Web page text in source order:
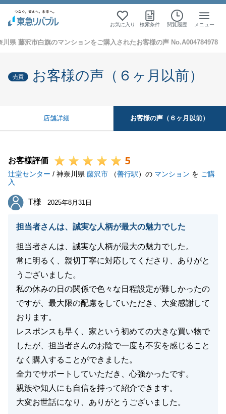
お気に入り 検索条件 閲覧履歴 メニュー
川県 藤沢市白旗のマンションをご購入されたお客様の声 No.A004784978
売買 お客様の声（６ヶ月以前）
店舗詳細 お客様の声（６ヶ月以前）
お客様評価 5
辻堂センター / 神奈川県 藤沢市 （善行駅）の マンション を ご購
入
T様
T様 2025年8月31日
担当者さんは、誠実な人柄が最大の魅力でした
担当者さんは、誠実な人柄が最大の魅力でした。
常に明るく、親切丁寧に対応してくださり、ありがと
うございました。
私の休みの日の関係で色々な日程設定が難しかったの
ですが、最大限の配慮をしていただき、大変感謝して
おります。
レスポンスも早く、家という初めての大きな買い物で
したが、担当者さんのお陰で一度も不安を感じること
なく購入することができました。
全力でサポートしていただき、心強かったです。
親族や知人にも自信を持って紹介できます。
大変お世話になり、ありがとうございました。